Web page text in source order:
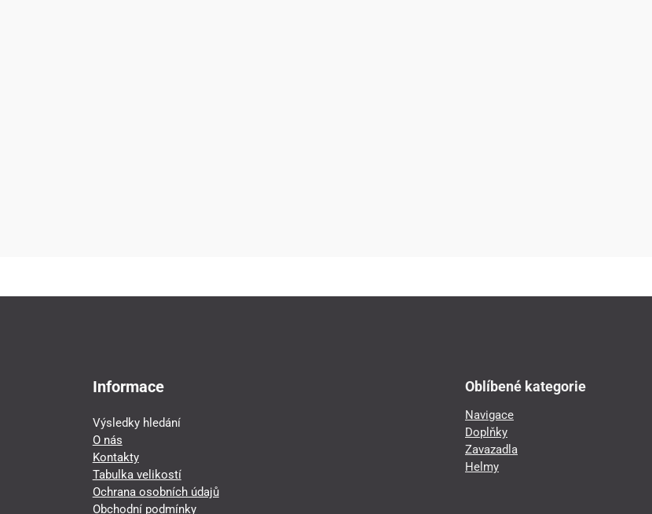
Informace
Výsledky hledání
O nás
Kontakty
Tabulka velikostí
Ochrana osobních údajů
Obchodní podmínky
Oblíbené kategorie
Navigace
Doplňky
Zavazadla
Helmy